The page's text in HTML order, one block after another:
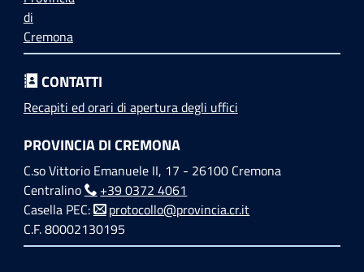
CONTATTI
Recapiti ed orari di apertura degli uffici
PROVINCIA DI CREMONA
C.so Vittorio Emanuele II, 17 - 26100 Cremona
Centralino
+39 0372 4061
Casella PEC:
protocollo@provincia.cr.it
C.F. 80002130195